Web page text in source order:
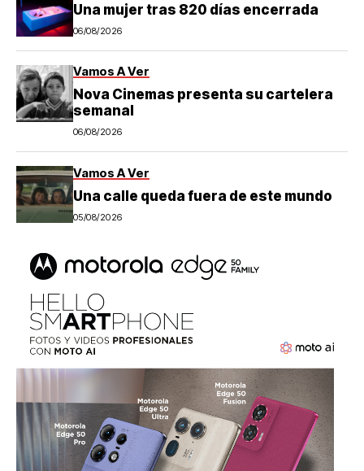
Una mujer tras 820 días encerrada
06/08/2026
Vamos A Ver
Nova Cinemas presenta su cartelera
semanal
06/08/2026
Vamos A Ver
Una calle queda fuera de este mundo
05/08/2026